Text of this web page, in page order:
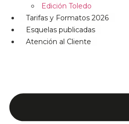
Edición Toledo
Tarifas y Formatos 2026
Esquelas publicadas
Atención al Cliente